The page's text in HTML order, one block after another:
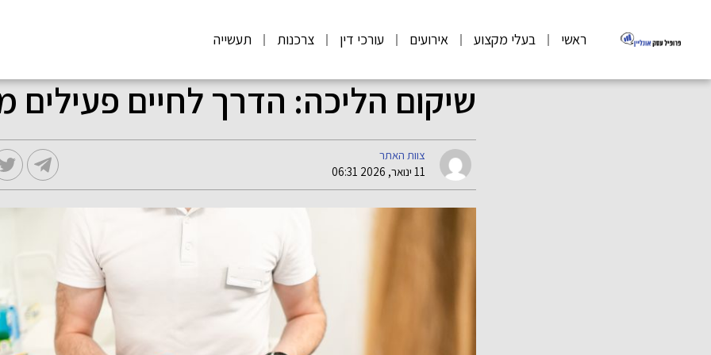
ראשי בעלי מקצוע אירועים עורכי דין צרכנות תעשייה
שיקום הליכה: הדרך לחיים
צוות האתר
11 ינואר, 2026 06:31